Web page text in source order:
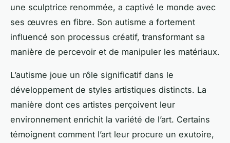
une sculptrice renommée, a captivé le monde avec
ses œuvres en fibre. Son autisme a fortement
influencé son processus créatif, transformant sa
manière de percevoir et de manipuler les matériaux.
L’autisme joue un rôle significatif dans le
développement de styles artistiques distincts. La
manière dont ces artistes perçoivent leur
environnement enrichit la variété de l’art. Certains
témoignent comment l’art leur procure un exutoire,